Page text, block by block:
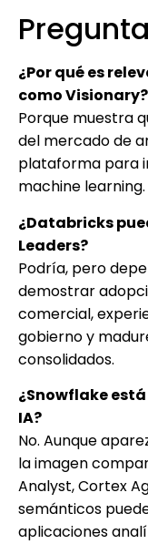
¿Por qué es
como Visionary?
Porque muestra
del mercado de
plataforma para
machine learning.
¿Databricks
Leaders?
Podría, pero
demostrar
comercial,
gobierno y
consolidados.
¿Snowflake
IA?
No. Aunque
la imagen
Analyst, Cortex
semánticos
aplicaciones